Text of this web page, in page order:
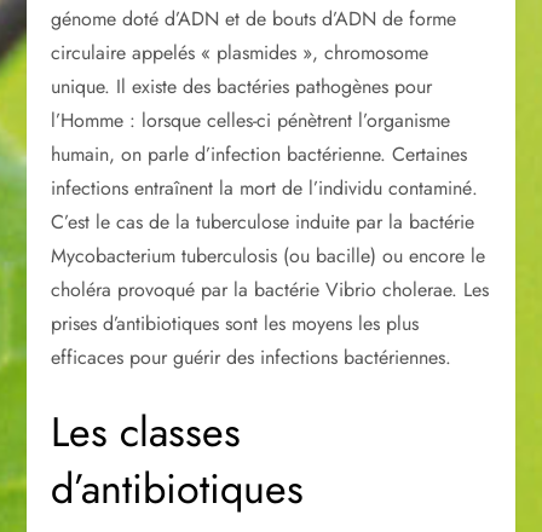
génome doté d’ADN et de bouts d’ADN de forme
circulaire appelés « plasmides », chromosome
unique. Il existe des bactéries pathogènes pour
l’Homme : lorsque celles-ci pénètrent l’organisme
humain, on parle d’infection bactérienne. Certaines
infections entraînent la mort de l’individu contaminé.
C’est le cas de la tuberculose induite par la bactérie
Mycobacterium tuberculosis (ou bacille) ou encore le
choléra provoqué par la bactérie Vibrio cholerae. Les
prises d’antibiotiques sont les moyens les plus
efficaces pour guérir des infections bactériennes.
Les classes
d’antibiotiques